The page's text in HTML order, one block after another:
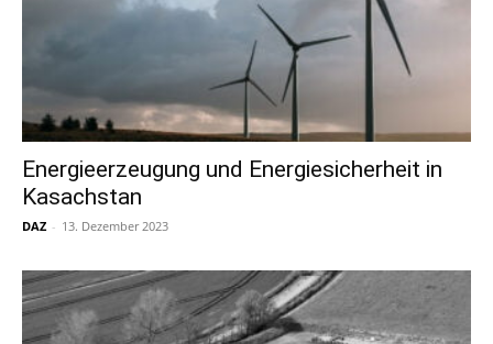
Energieerzeugung und Energiesicherheit in
Kasachstan
DAZ - 13. Dezember 2023